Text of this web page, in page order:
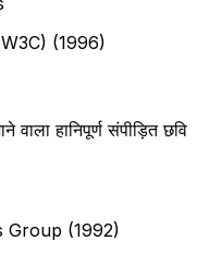
(1996)
हानिपूर्ण संपीड़ित छवि
Group (1992)